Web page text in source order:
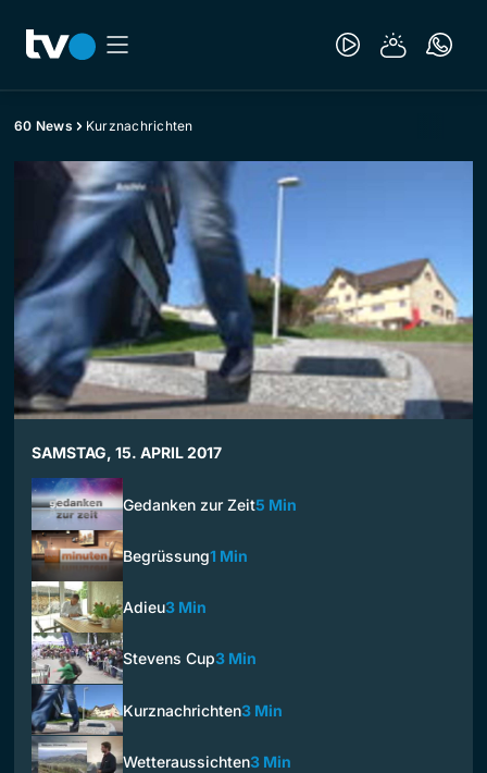
60 News Kurznachrichten
SAMSTAG, 15. APRIL 2017
Gedanken zur Zeit5 Min
Begrüssung1 Min
Adieu3 Min
Stevens Cup3 Min
Kurznachrichten3 Min
Wetteraussichten3 Min